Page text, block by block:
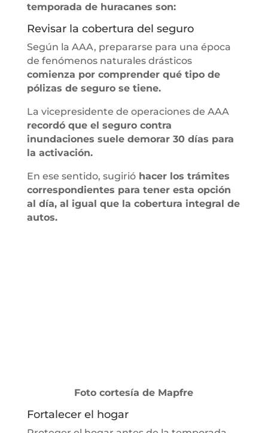
temporada de huracanes son:
Revisar la cobertura del seguro
Según la AAA, prepararse para una época
de fenómenos naturales drásticos
comienza por comprender qué tipo de
pólizas de seguro se tiene.
La vicepresidente de operaciones de AAA
recordó que el seguro contra
inundaciones suele demorar 30 días para
la activación.
En ese sentido, sugirióhacer los trámites
correspondientes para tener esta opción
al día, al igual que la cobertura integral de
autos.
Foto cortesía de Mapfre
Fortalecer el hogar